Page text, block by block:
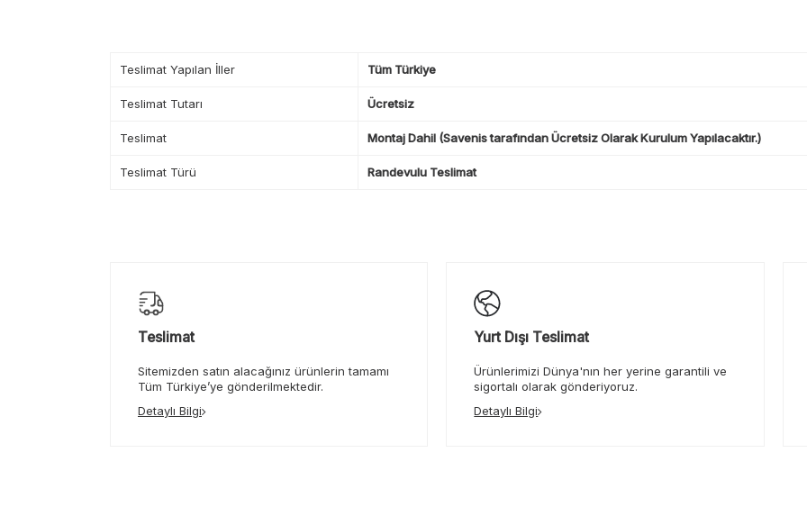
Teslimat Yapılan İller Tüm Türkiye
Teslimat Tutarı Ücretsiz
Teslimat Montaj Dahil (Savenis tarafından Ücretsiz Olarak Kurulum Yapılacaktır.)
Teslimat Türü Randevulu Teslimat
Teslimat
Sitemizden satın alacağınız ürünlerin tamamı
Tüm Türkiye’ye gönderilmektedir.
Detaylı Bilgi
Yurt Dışı Teslimat
Ürünlerimizi Dünya'nın her yerine garantili ve
sigortalı olarak gönderiyoruz.
Detaylı Bilgi